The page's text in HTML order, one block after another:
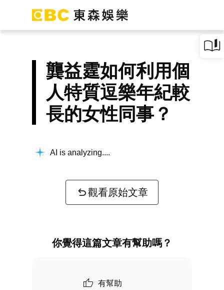
龔益霆如何利用個
人特質逗樂年紀較
長的女性同事？
AI is analyzing...
觀看原始文章
你覺得這篇文章有幫助嗎？
有幫助